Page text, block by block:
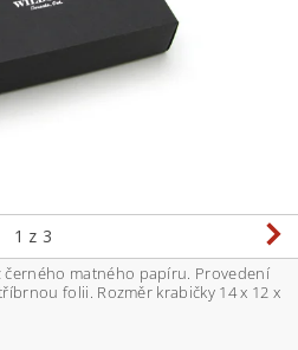
1 z 3
černého matného papíru. Provedení
folii. Rozměr krabičky 14 x 12 x